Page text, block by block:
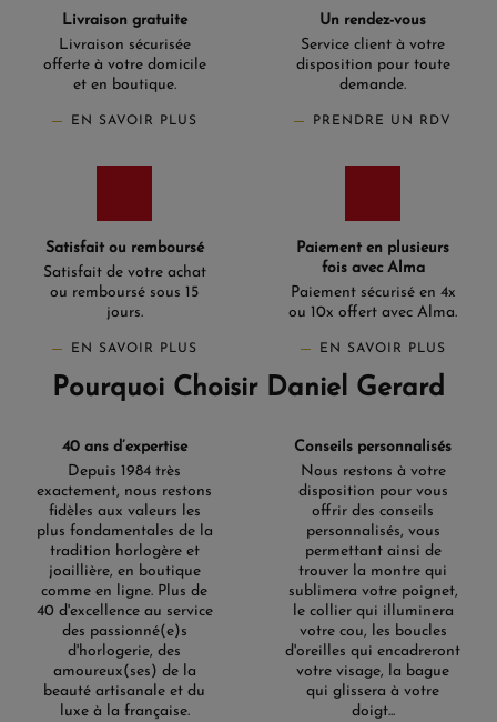
Livraison gratuite
Livraison sécurisée
offerte à votre domicile
et en boutique.
EN SAVOIR PLUS
Un rendez-vous
Service client à votre
disposition pour toute
demande.
PRENDRE UN RDV
Satisfait ou remboursé
Satisfait de votre achat
ou remboursé sous 15
jours.
EN SAVOIR PLUS
Paiement en plusieurs
fois avec Alma
Paiement sécurisé en 4x
ou 10x offert avec Alma.
EN SAVOIR PLUS
Pourquoi Choisir Daniel Gerard
40 ans d’expertise
Depuis 1984 très
exactement, nous restons
fidèles aux valeurs les
plus fondamentales de la
tradition horlogère et
joaillière, en boutique
comme en ligne. Plus de
40 d'excellence au service
des passionné(e)s
d'horlogerie, des
amoureux(ses) de la
beauté artisanale et du
luxe à la française.
Conseils personnalisés
Nous restons à votre
disposition pour vous
offrir des conseils
personnalisés, vous
permettant ainsi de
trouver la montre qui
sublimera votre poignet,
le collier qui illuminera
votre cou, les boucles
d'oreilles qui encadreront
votre visage, la bague
qui glissera à votre
doigt...